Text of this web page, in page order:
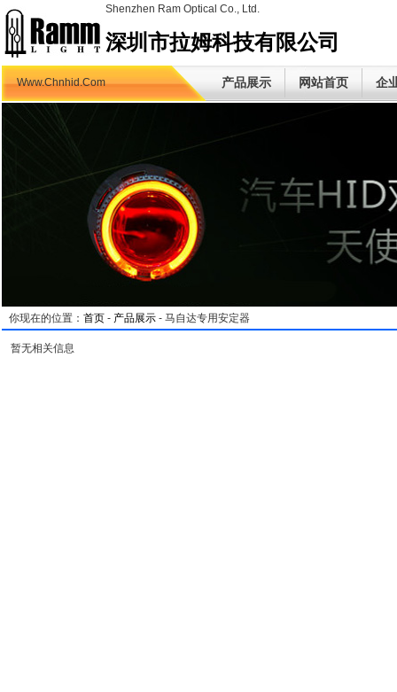
Shenzhen Ram Optical Co., Ltd.
深圳市拉姆科技有限公司
Www.Chnhid.Com 产品展示 网站首页 企
你现在的位置： 首页 - 产品展示 - 马自达专用安定器
暂无相关信息